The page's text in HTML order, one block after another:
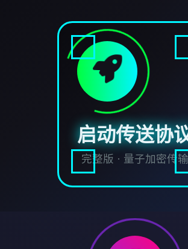
启动传送协
完整版 · 量子加密传输